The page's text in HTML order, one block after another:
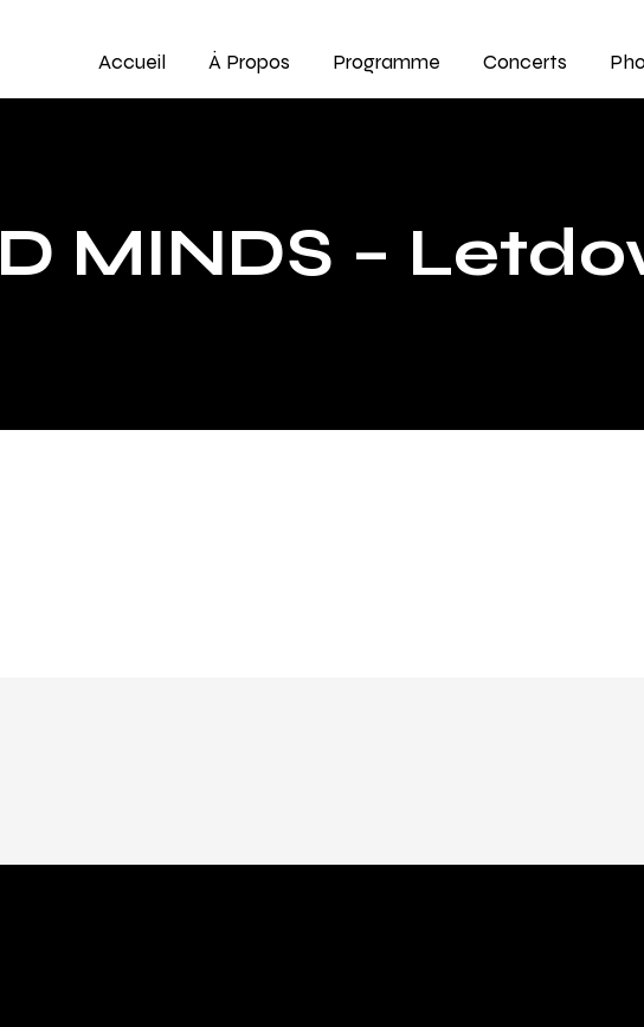
Accueil À Propos Programme Concerts
MINDS –